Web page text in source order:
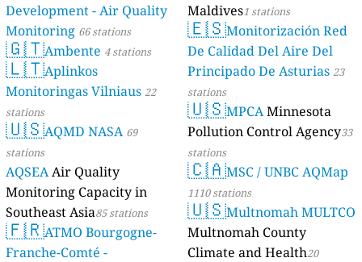
Development - Air Quality
Monitoring 66 stations
🇬🇹Ambente 4 stations
🇱🇹Aplinkos
Monitoringas Vilniaus 22
stations
🇺🇸AQMD NASA 69
stations
AQSEAAir Quality
Monitoring Capacity in
Southeast Asia85 stations
🇫🇷ATMO Bourgogne-
Franche-Comté -
Maldives1 stations
🇪🇸Monitorización Red
De Calidad Del Aire Del
Principado De Asturias 23
stations
🇺🇸MPCAMinnesota
Pollution Control Agency33
stations
🇨🇦MSC / UNBC AQMap
1110 stations
🇺🇸Multnomah MULTCO
Multnomah County
Climate and Health20